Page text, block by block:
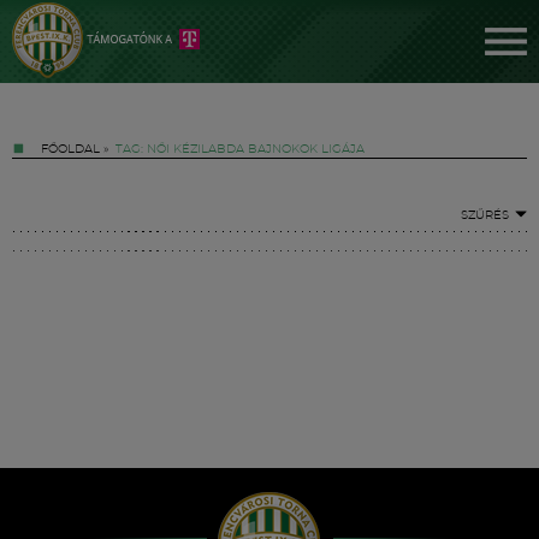
FŐOLDAL » TAG: NŐI KÉZILABDA BAJNOKOK LIGÁJA
SZŰRÉS
Hírek